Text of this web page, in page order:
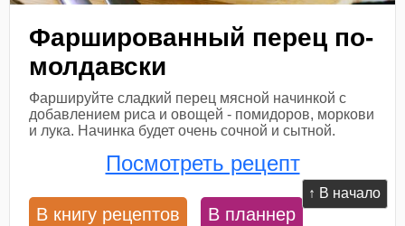
↑ В начало
Фаршированный перец по-
молдавски
Фаршируйте сладкий перец мясной начинкой с
добавлением риса и овощей - помидоров, моркови
и лука. Начинка будет очень сочной и сытной.
Посмотреть рецепт
В книгу рецептов В планнер